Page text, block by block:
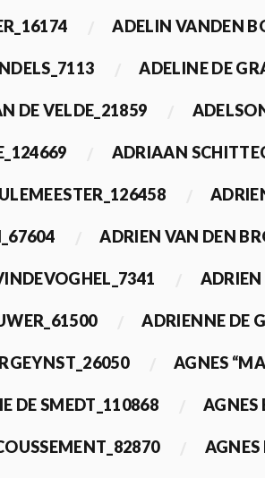
ADELIN VANDEN
ADELINE DE
DE VELDE_21859
ADRIAAN
ADRIEN VAN DEN
ADRIENNE DE
AGNES
DE SMEDT_110868 AGNES
AGNES